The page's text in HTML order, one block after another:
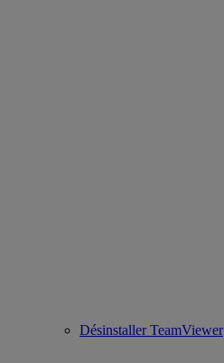
Désinstaller TeamViewer